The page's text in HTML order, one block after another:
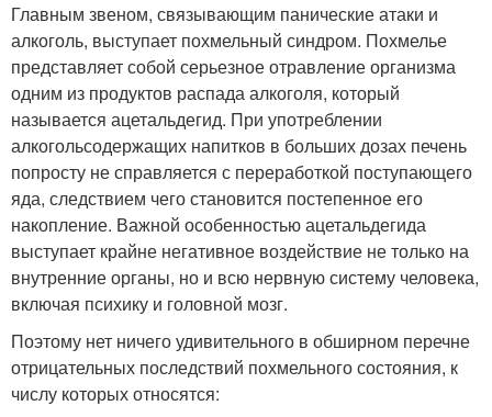
Главным звеном, связывающим панические атаки и
алкоголь, выступает похмельный синдром. Похмелье
представляет собой серьезное отравление организма
одним из продуктов распада алкоголя, который
называется ацетальдегид. При употреблении
алкогольсодержащих напитков в больших дозах печень
попросту не справляется с переработкой поступающего
яда, следствием чего становится постепенное его
накопление. Важной особенностью ацетальдегида
выступает крайне негативное воздействие не только на
внутренние органы, но и всю нервную систему человека,
включая психику и головной мозг.
Поэтому нет ничего удивительного в обширном перечне
отрицательных последствий похмельного состояния, к
числу которых относятся: